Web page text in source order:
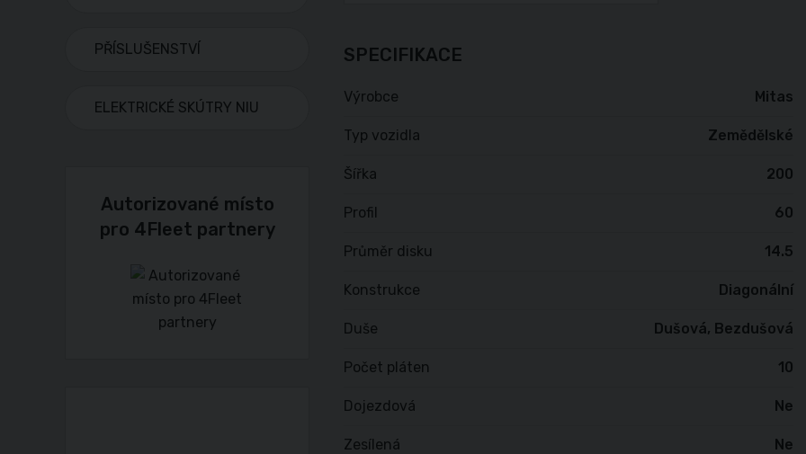
SPECIFIKACE
Výrobce Mitas
Typ vozidla Zemědělské
Šířka 200
Profil 60
Průměr disku 14.5
Konstrukce Diagonální
Duše Dušová, Bezdušová
Počet pláten 10
Dojezdová Ne
Zesílená Ne
PŘÍSLUŠENSTVÍ
ELEKTRICKÉ SKÚTRY NIU
Autorizované místo
pro 4Fleet partnery